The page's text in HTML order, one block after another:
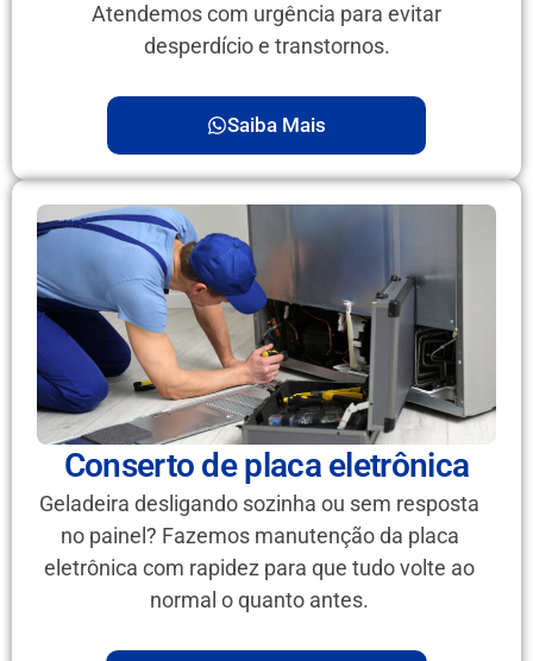
Atendemos com urgência para evitar
desperdício e transtornos.
Saiba Mais
Conserto de placa eletrônica
Geladeira desligando sozinha ou sem resposta
no painel? Fazemos manutenção da placa
eletrônica com rapidez para que tudo volte ao
normal o quanto antes.